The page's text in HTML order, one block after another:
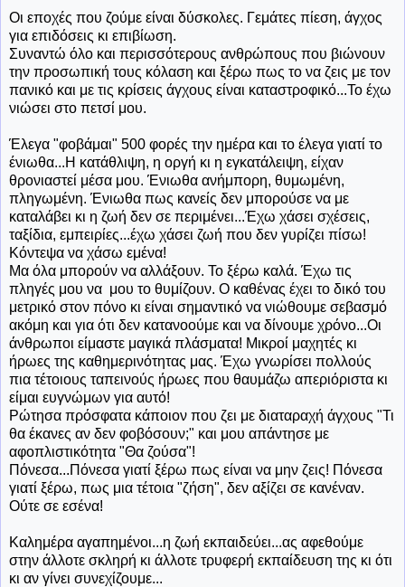
Οι εποχές που ζούμε είναι δύσκολες. Γεμάτες πίεση, άγχος
για επιδόσεις κι επιβίωση.
Συναντώ όλο και περισσότερους ανθρώπους που βιώνουν
την προσωπική τους κόλαση και ξέρω πως το να ζεις με τον
πανικό και με τις κρίσεις άγχους είναι καταστροφικό...Το έχω
νιώσει στο πετσί μου.
Έλεγα "φοβάμαι" 500 φορές την ημέρα και το έλεγα γιατί το
ένιωθα...Η κατάθλιψη, η οργή κι η εγκατάλειψη, είχαν
θρονιαστεί μέσα μου. Ένιωθα ανήμπορη, θυμωμένη,
πληγωμένη. Ένιωθα πως κανείς δεν μπορούσε να με
καταλάβει κι η ζωή δεν σε περιμένει...Έχω χάσει σχέσεις,
ταξίδια, εμπειρίες...έχω χάσει ζωή που δεν γυρίζει πίσω!
Κόντεψα να χάσω εμένα!
Μα όλα μπορούν να αλλάξουν. Το ξέρω καλά. Έχω τις
πληγές μου να μου το θυμίζουν. Ο καθένας έχει το δικό του
μετρικό στον πόνο κι είναι σημαντικό να νιώθουμε σεβασμό
ακόμη και για ότι δεν κατανοούμε και να δίνουμε χρόνο...Οι
άνθρωποι είμαστε μαγικά πλάσματα! Μικροί μαχητές κι
ήρωες της καθημερινότητας μας. Έχω γνωρίσει πολλούς
πια τέτοιους ταπεινούς ήρωες που θαυμάζω απεριόριστα κι
είμαι ευγνώμων για αυτό!
Ρώτησα πρόσφατα κάποιον που ζει με διαταραχή άγχους "Τι
θα έκανες αν δεν φοβόσουν;" και μου απάντησε με
αφοπλιστικότητα "Θα ζούσα"!
Πόνεσα...Πόνεσα γιατί ξέρω πως είναι να μην ζεις! Πόνεσα
γιατί ξέρω, πως μια τέτοια "ζήση", δεν αξίζει σε κανέναν.
Ούτε σε εσένα!
Καλημέρα αγαπημένοι...η ζωή εκπαιδεύει...ας αφεθούμε
στην άλλοτε σκληρή κι άλλοτε τρυφερή εκπαίδευση της κι ότι
κι αν γίνει συνεχίζουμε...